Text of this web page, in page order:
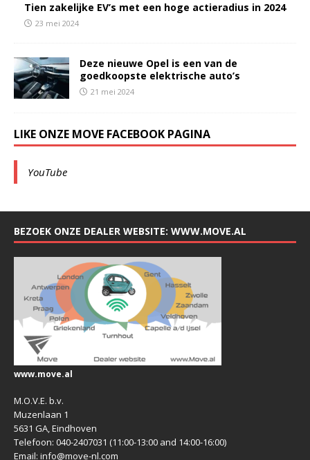
Tien zakelijke EV’s met een hoge actieradius in 2024
23 mei 2024
Deze nieuwe Opel is een van de
goedkoopste elektrische auto’s
21 mei 2024
LIKE ONZE MOVE FACEBOOK PAGINA
YouTube
BEZOEK ONZE DEALER WEBSITE: WWW.MOVE.AL
www.move.al
M.O.V.E. b.v.
Muzenlaan 1
5631 GA, Eindhoven
Telefoon: 040-2407031 (11:00-13:00 and 14:00-16:00)
Email: info@move-nl.com